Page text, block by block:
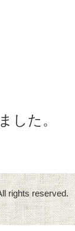
した。
rights reserved.